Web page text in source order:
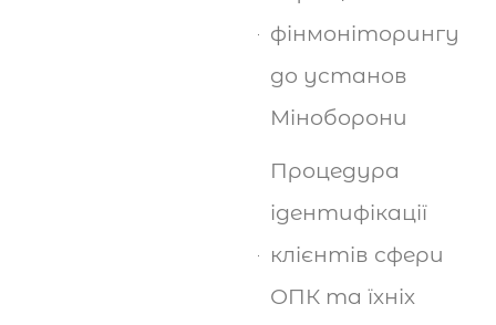
фінмоніторингу
до установ
Міноборони
Процедура
ідентифікації
клієнтів сфери
ОПК та їхніх